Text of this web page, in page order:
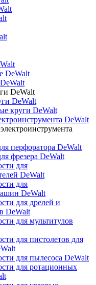
DeWalt
DeWalt
DeWalt
круги DeWalt
DeWalt
перфоратора DeWalt
фрезера DeWalt
для
DeWalt
для
DeWalt
для дрелей и
DeWalt
для мультитулов
для пистолетов для
для пылесоса DeWalt
для ротационных